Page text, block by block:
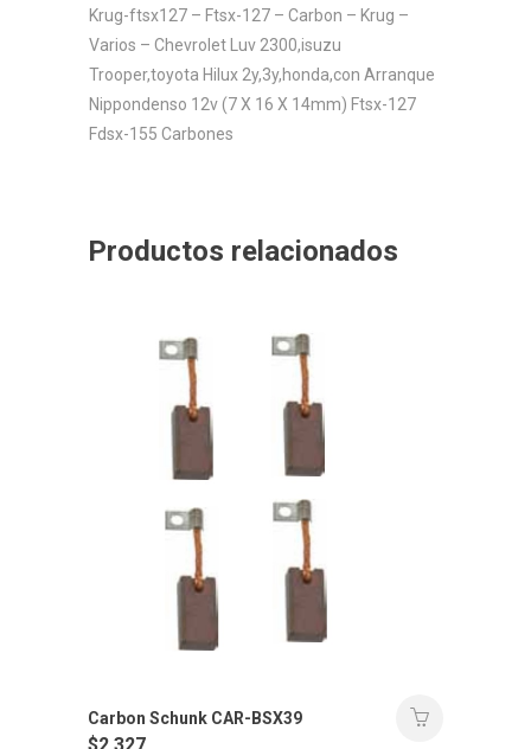
Krug-ftsx127 – Ftsx-127 – Carbon – Krug –
Varios – Chevrolet Luv 2300,isuzu
Trooper,toyota Hilux 2y,3y,honda,con Arranque
Nippondenso 12v (7 X 16 X 14mm) Ftsx-127
Fdsx-155 Carbones
Productos relacionados
Carbon Schunk CAR-BSX39
$2.327